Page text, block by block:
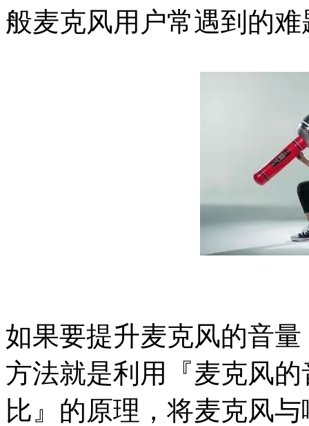
般麦克风用户常遇到的难
如果要提升麦克风的音
方法就是利用『麦克风
比』的原理，将麦克风